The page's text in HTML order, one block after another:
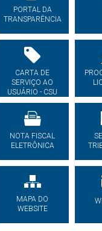
PORTAL DA
TRANSPARÊNCIA
CARTA DE
SERVIÇO AO
USUÁRIO - CSU
NOTA FISCAL
ELETRÔNICA
MAPA DO
WEBSITE